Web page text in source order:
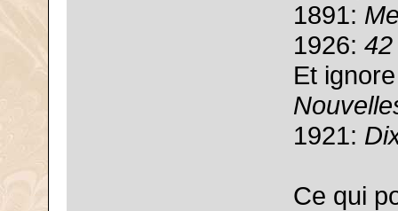
1891:
1926:
Et
1921:
Ce qui